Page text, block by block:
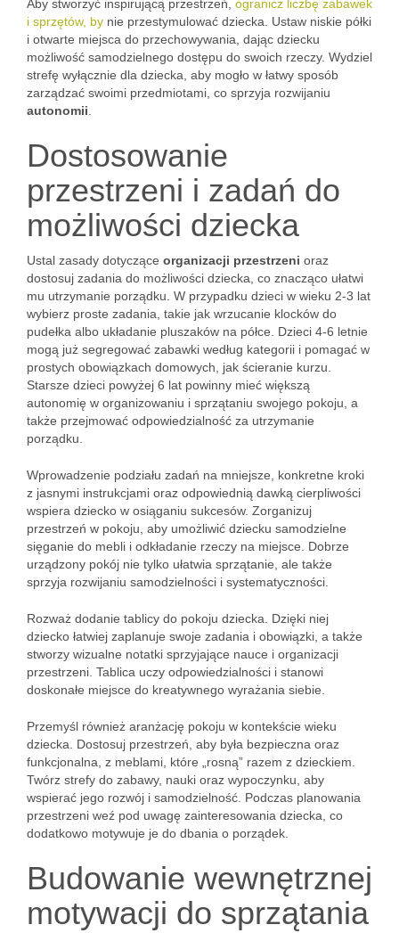
Aby stworzyć inspirującą przestrzeń, ogranicz liczbę zabawek
i sprzętów, by nie przestymulować dziecka. Ustaw niskie półki
i otwarte miejsca do przechowywania, dając dziecku
możliwość samodzielnego dostępu do swoich rzeczy. Wydziel
strefę wyłącznie dla dziecka, aby mogło w łatwy sposób
zarządzać swoimi przedmiotami, co sprzyja rozwijaniu
autonomii
Dostosowanie
przestrzeni i zadań do
możliwości dziecka
Ustal zasady dotyczące organizacji przestrzeni oraz
dostosuj zadania do możliwości dziecka, co znacząco ułatwi
mu utrzymanie porządku. W przypadku dzieci w wieku 2-3 lat
wybierz proste zadania, takie jak wrzucanie klocków do
pudełka albo układanie pluszaków na półce. Dzieci 4-6 letnie
mogą już segregować zabawki według kategorii i pomagać w
prostych obowiązkach domowych, jak ścieranie kurzu.
Starsze dzieci powyżej 6 lat powinny mieć większą
autonomię w organizowaniu i sprzątaniu swojego pokoju, a
także przejmować odpowiedzialność za utrzymanie
porządku.
Wprowadzenie podziału zadań na mniejsze, konkretne kroki
z jasnymi instrukcjami oraz odpowiednią dawką cierpliwości
wspiera dziecko w osiąganiu sukcesów. Zorganizuj
przestrzeń w pokoju, aby umożliwić dziecku samodzielne
sięganie do mebli i odkładanie rzeczy na miejsce. Dobrze
urządzony pokój nie tylko ułatwia sprzątanie, ale także
sprzyja rozwijaniu samodzielności i systematyczności.
Rozważ dodanie tablicy do pokoju dziecka. Dzięki niej
dziecko łatwiej zaplanuje swoje zadania i obowiązki, a także
stworzy wizualne notatki sprzyjające nauce i organizacji
przestrzeni. Tablica uczy odpowiedzialności i stanowi
doskonałe miejsce do kreatywnego wyrażania siebie.
Przemyśl również aranżację pokoju w kontekście wieku
dziecka. Dostosuj przestrzeń, aby była bezpieczna oraz
funkcjonalna, z meblami, które „rosną” razem z dzieckiem.
Twórz strefy do zabawy, nauki oraz wypoczynku, aby
wspierać jego rozwój i samodzielność. Podczas planowania
przestrzeni weź pod uwagę zainteresowania dziecka, co
dodatkowo motywuje je do dbania o porządek.
Budowanie wewnętrznej
motywacji do sprzątania